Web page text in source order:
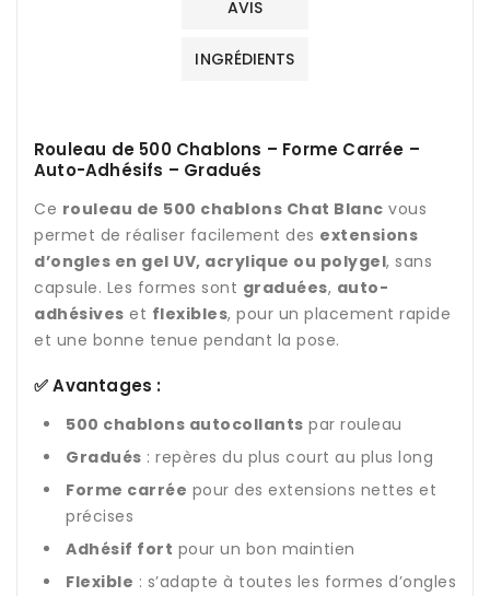
AVIS
INGRÉDIENTS
Rouleau de 500 Chablons – Forme Carrée –
Auto-Adhésifs – Gradués
Ce rouleau de 500 chablons Chat Blanc vous
permet de réaliser facilement des extensions
d’ongles en gel UV, acrylique ou polygel, sans
capsule. Les formes sont graduées, auto-
adhésives et flexibles, pour un placement rapide
et une bonne tenue pendant la pose.
✅ Avantages :
500 chablons autocollants par rouleau
Gradués : repères du plus court au plus long
Forme carrée pour des extensions nettes et
précises
Adhésif fort pour un bon maintien
Flexible : s’adapte à toutes les formes d’ongles